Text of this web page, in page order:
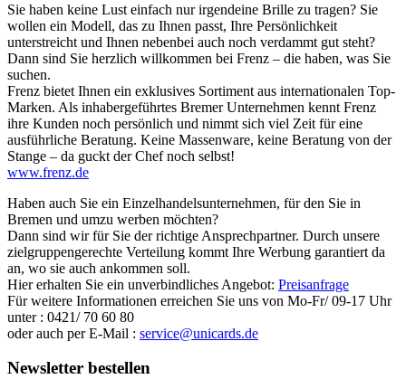
Sie haben keine Lust einfach nur irgendeine Brille zu tragen? Sie
wollen ein Modell, das zu Ihnen passt, Ihre Persönlichkeit
unterstreicht und Ihnen nebenbei auch noch verdammt gut steht?
Dann sind Sie herzlich willkommen bei Frenz – die haben, was Sie
suchen.
Frenz bietet Ihnen ein exklusives Sortiment aus internationalen Top-
Marken. Als inhabergeführtes Bremer Unternehmen kennt Frenz
ihre Kunden noch persönlich und nimmt sich viel Zeit für eine
ausführliche Beratung. Keine Massenware, keine Beratung von der
Stange – da guckt der Chef noch selbst!
www.frenz.de
Haben auch Sie ein Einzelhandelsunternehmen, für den Sie in
Bremen und umzu werben möchten?
Dann sind wir für Sie der richtige Ansprechpartner. Durch unsere
zielgruppengerechte Verteilung kommt Ihre Werbung garantiert da
an, wo sie auch ankommen soll.
Hier erhalten Sie ein unverbindliches Angebot: Preisanfrage
Für weitere Informationen erreichen Sie uns von Mo-Fr/ 09-17 Uhr
unter : 0421/ 70 60 80
oder auch per E-Mail : service@unicards.de
Newsletter bestellen